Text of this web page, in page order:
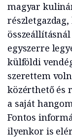
magyar
egyszerre
külföldi
szerettem
közérthető és
a saját
Fontos
ilyenkor is